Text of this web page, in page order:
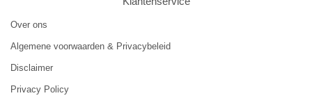
Over ons
Algemene voorwaarden & Privacybeleid
Disclaimer
Privacy Policy